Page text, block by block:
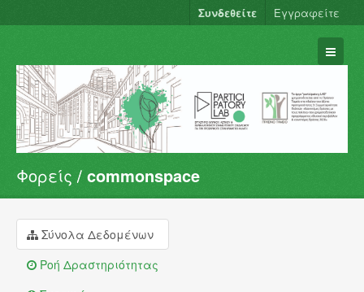
Συνδεθείτε Εγγραφείτε
Σύνολα Δεδομένων
Φορείς
Ομάδες
Σχετικά
Φορείς commonspace
Σύνολα Δεδομένων
Ροή Δραστηριότητας